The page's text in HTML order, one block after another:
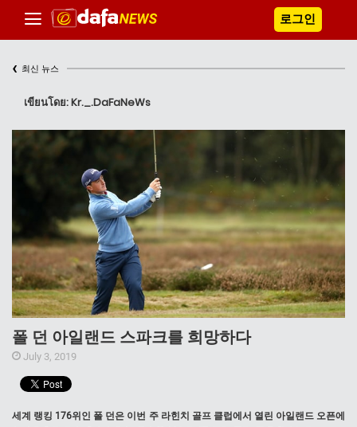
로그인
‹ 최신 뉴스
เขียนโดย: Kr._.DaFaNeWs
폴 던 아일랜드 스파크를 희망하다
July 3, 2019
세계 랭킹 176위인 폴 던은 이번 주 라힌치 골프 클럽에서 열린 아일랜드 오픈에